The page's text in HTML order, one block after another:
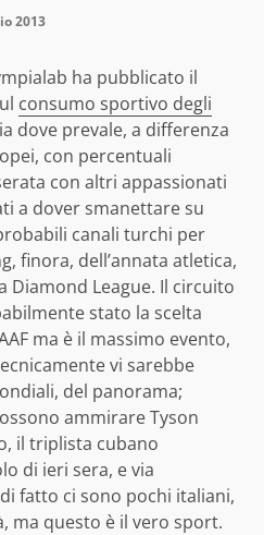
2013
ha pubblicato il
consumo sportivo degli
dove prevale, a differenza
con percentuali
con altri appassionati
a dover smanettare su
canali turchi per
finora, dell’annata atletica,
Diamond League. Il circuito
stato la scelta
ma è il massimo evento,
vi sarebbe
del panorama;
ammirare Tyson
il triplista cubano
di ieri sera, e via
fatto ci sono pochi italiani,
ma questo è il vero sport.